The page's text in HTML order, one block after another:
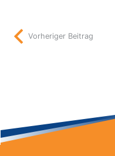
Vorheriger Beitrag